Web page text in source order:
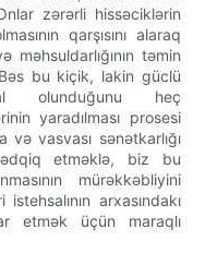
zərərli hissəciklərin
qarşısını alaraq
təmin
bu kiçik, lakin güclü
olunduğunu heç
yaradılması prosesi
vasvası sənətkarlığı
etməklə, biz bu
mürəkkəbliyini
arxasındakı
etmək üçün maraqlı